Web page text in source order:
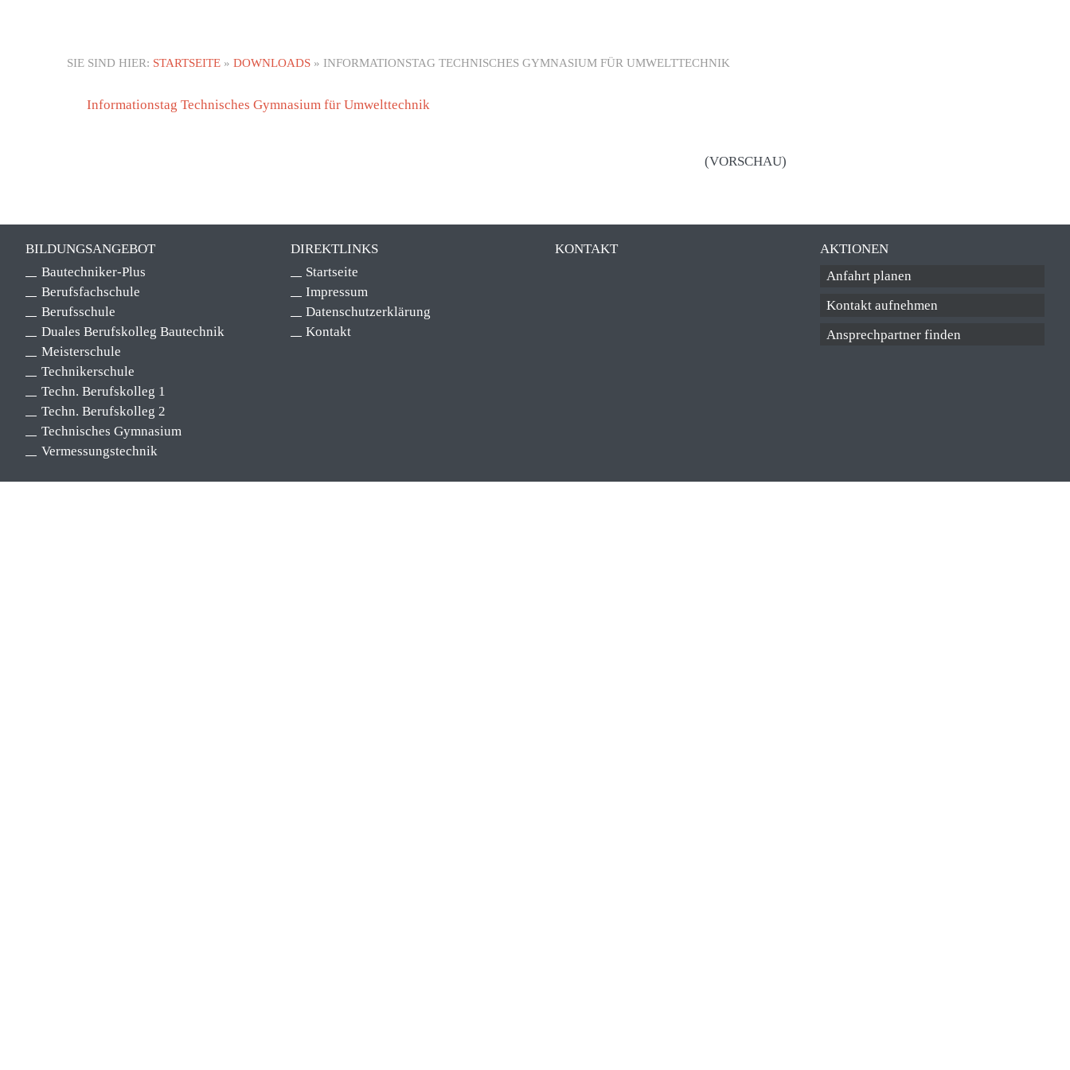
SIE SIND HIER: STARTSEITE» DOWNLOADS» INFORMATIONSTAG TECHNISCHES GYMNASIUM FÜR UMWELTTECHNIK
Informationstag Technisches Gymnasium für Umwelttechnik
(VORSCHAU)
BILDUNGSANGEBOT
Bautechniker-Plus
Berufsfachschule
Berufsschule
Duales Berufskolleg Bautechnik
Meisterschule
Technikerschule
Techn. Berufskolleg 1
Techn. Berufskolleg 2
Technisches Gymnasium
Vermessungstechnik
DIREKTLINKS
Startseite
Impressum
Datenschutzerklärung
Kontakt
KONTAKT
AKTIONEN
Anfahrt planen
Kontakt aufnehmen
Ansprechpartner finden